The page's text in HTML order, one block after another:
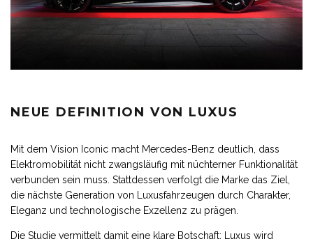
NEUE DEFINITION VON LUXUS
Mit dem Vision Iconic macht Mercedes-Benz deutlich, dass
Elektromobilität nicht zwangsläufig mit nüchterner Funktionalität
verbunden sein muss. Stattdessen verfolgt die Marke das Ziel,
die nächste Generation von Luxusfahrzeugen durch Charakter,
Eleganz und technologische Exzellenz zu prägen.
Die Studie vermittelt damit eine klare Botschaft: Luxus wird